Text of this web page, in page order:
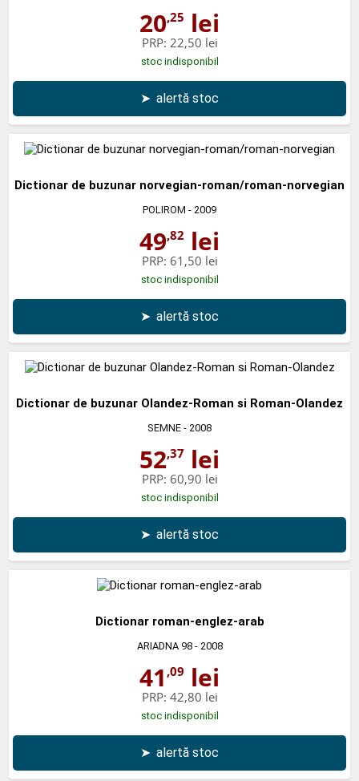
20,25 lei
PRP: 22,50 lei
stoc indisponibil
➤ alertă stoc
Dictionar de buzunar norvegian-roman/roman-norvegian
POLIROM - 2009
49,82 lei
PRP: 61,50 lei
stoc indisponibil
➤ alertă stoc
Dictionar de buzunar Olandez-Roman si Roman-Olandez
SEMNE - 2008
52,37 lei
PRP: 60,90 lei
stoc indisponibil
➤ alertă stoc
Dictionar roman-englez-arab
ARIADNA 98- 2008
41 ,09 lei
PRP: 42,80 lei
stoc indisponibil
➤ alertă stoc